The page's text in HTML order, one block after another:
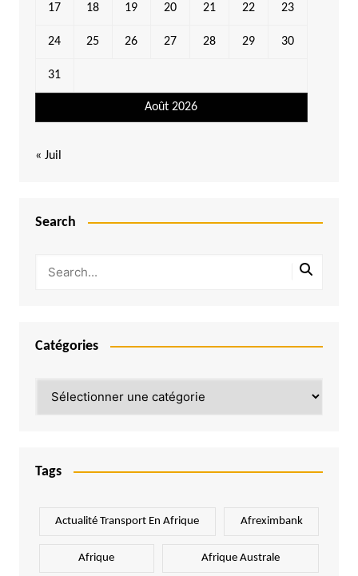
Août 2026
17 18 19 20 21 22 23
24 25 26 27 28 29 30
31
« Juil
Search
Catégories
Tags
Actualité Transport En Afrique Afreximbank
Afrique Afrique Australe